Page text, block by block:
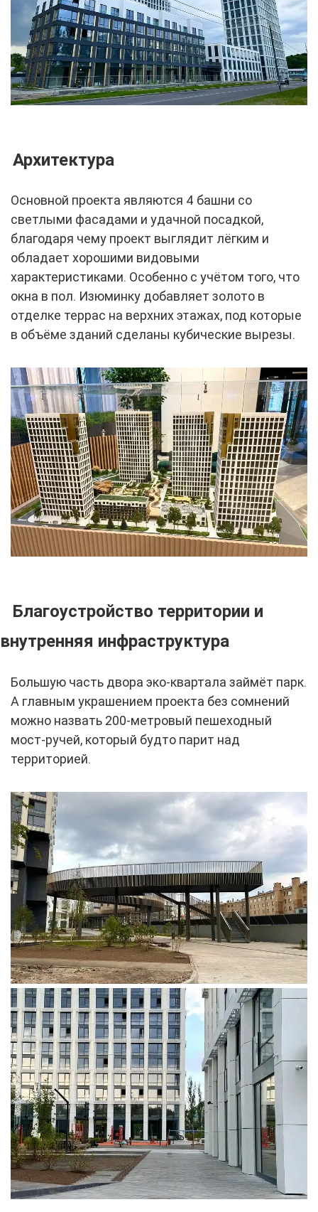
Архитектура
Основной проекта являются 4 башни со
светлыми фасадами и удачной посадкой,
благодаря чему проект выглядит лёгким и
обладает хорошими видовыми
характеристиками. Особенно с учётом того, что
окна в пол. Изюминку добавляет золото в
отделке террас на верхних этажах, под которые
в объёме зданий сделаны кубические вырезы.
Благоустройство территории и
внутренняя инфраструктура
Большую часть двора эко-квартала займёт парк.
А главным украшением проекта без сомнений
можно назвать 200-метровый пешеходный
мост-ручей, который будто парит над
территорией.